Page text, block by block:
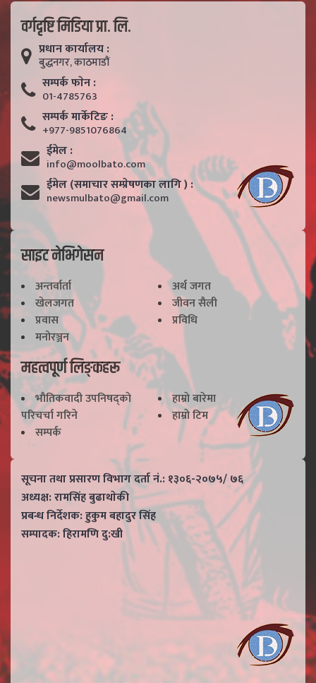
वर्गदृष्टि मिडिया प्रा. लि.
प्रधान कार्यालय :
बुद्धनगर, काठमाडाैं
सम्पर्क फाेन :
01-4785763
सम्पर्क मार्केटिङ :
+977-9851076864
ईमेल :
info@moolbato.com
ईमेल (समाचार सम्प्रेषणका लागि ) :
newsmulbato@gmail.com
साइट नेभिगेसन
अन्तर्वार्ता
अर्थ जगत
खेलजगत
जीवन सैली
प्रवास
प्रविधि
मनोरञ्जन
महत्वपूर्ण लिङ्कहरू
भाैतिकवादी उपनिषद्काे
परिचर्चा गरिने
हाम्राे बारेमा
हाम्राे टिम
सम्पर्क
सूचना तथा प्रसारण विभाग दर्ता नं.: १३०६-२०७५/ ७६
अध्यक्ष: रामसिंह बुढाथाेकी
प्रबन्ध निर्देशक: हुकुम बहादुर सिंह
सम्पादक: हिरामणि दु:खी